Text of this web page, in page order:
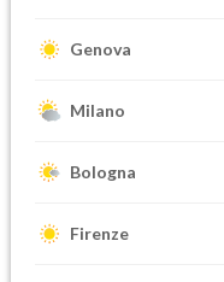
Genova
Milano
Bologna
Firenze